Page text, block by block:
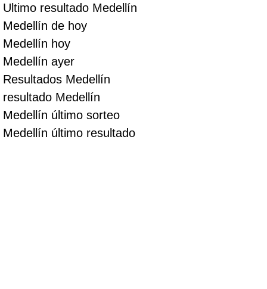
Ultimo resultado Medellín
Medellín de hoy
Medellín hoy
Medellín ayer
Resultados Medellín
resultado Medellín
Medellín último sorteo
Medellín último resultado